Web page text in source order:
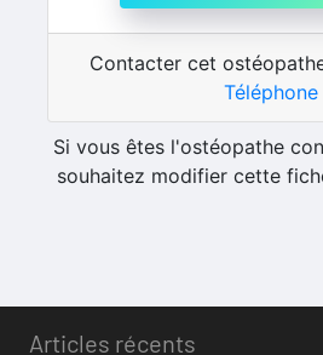
Contacter cet
Téléphone
Si vous êtes l'ostéopathe
souhaitez modifier cette
Articles récents